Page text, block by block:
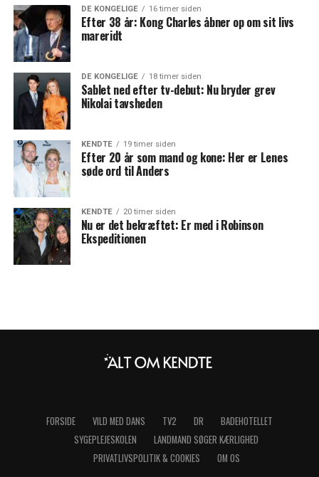
DE KONGELIGE 16 timer siden
Efter 38 år: Kong Charles åbner op om sit livs
mareridt
DE KONGELIGE 18 timer siden
Sablet ned efter tv-debut: Nu bryder grev
Nikolai tavsheden
KENDTE 19 timer siden
Efter 20 år som mand og kone: Her er Lenes
søde ord til Anders
KENDTE 20 timer siden
Nu er det bekræftet: Er med i Robinson
Ekspeditionen
FORSIDE VILD MED DANS TV2 DR
BADEHOTELLET
SYGEPLEJESKOLEN
LANDMAND SØGER KÆRLIGHED
PRIVATLIVSPOLITIK & COOKIES
OM OS